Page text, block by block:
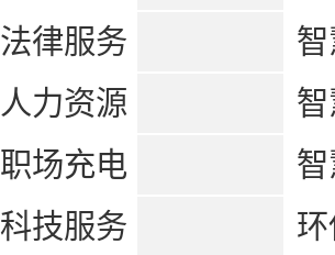
法律服务
人力资源
职场充电
科技服务